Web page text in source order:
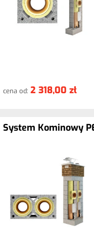
cena od: 2 318,00 zł
System Kominowy